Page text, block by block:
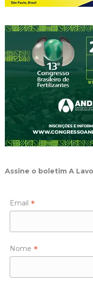
Assine o boletim A
Email *
Nome *